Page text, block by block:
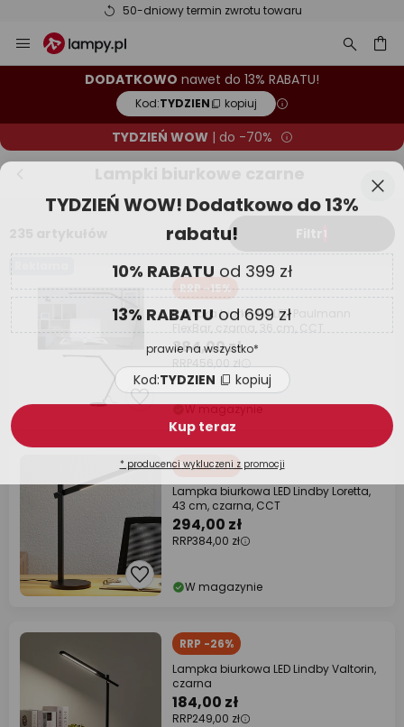
50-dniowy termin zwrotu towaru
Przejdź
do
DODATKOWO nawet do 13% RABATU!
Kod:TYDZIEN kopiuj
TYDZIEŃ WOW| do -70%
RRP -15%
Lampka biurkowa LED Paulmann
384,00 zł
RRP456,00 zł
W magazynie
RRP -23%
Lampka biurkowa LED Lindby Loretta,
43 cm, czarna, CCT
294,00 zł
RRP384,00 zł
W magazynie
RRP -26%
Lampka biurkowa LED Lindby Valtorin,
czarna
184,00 zł
RRP249,00 zł
TYDZIEŃ WOW! Dodatkowo do 13%
rabatu!
10% RABATUod 399 zł
13% RABATUod 699 zł
Kup teraz